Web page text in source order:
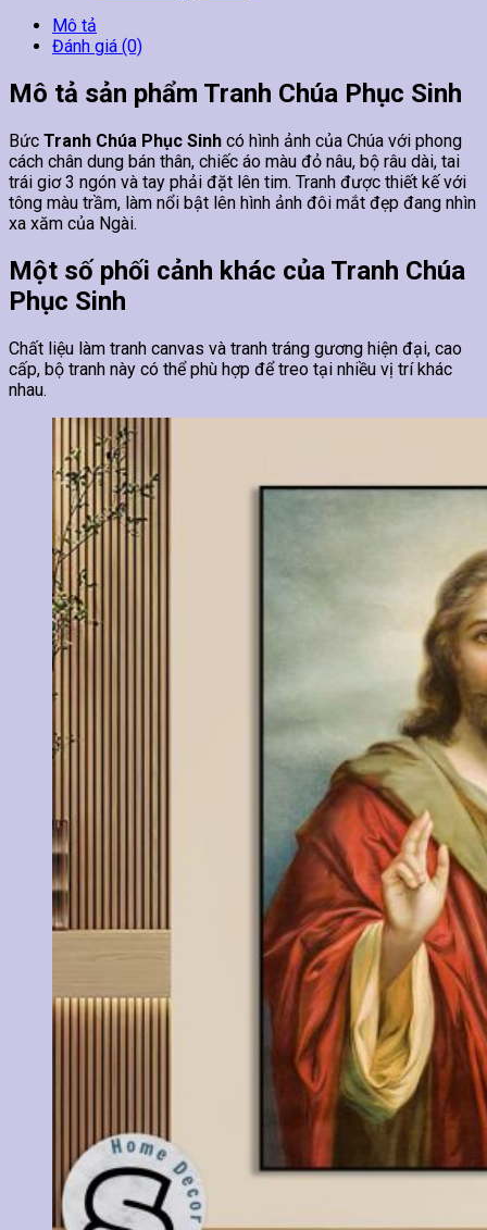
Mô tả
Đánh giá (0)
Mô tả sản phẩm Tranh Chúa Phục Sinh
Bức Tranh Chúa Phục Sinh có hình ảnh của Chúa với phong
cách chân dung bán thân, chiếc áo màu đỏ nâu, bộ râu dài, tai
trái giơ 3 ngón và tay phải đặt lên tim. Tranh được thiết kế với
tông màu trầm, làm nổi bật lên hình ảnh đôi mắt đẹp đang nhìn
xa xăm của Ngài.
Một số phối cảnh khác của Tranh Chúa
Phục Sinh
Chất liệu làm tranh canvas và tranh tráng gương hiện đại, cao
cấp, bộ tranh này có thể phù hợp để treo tại nhiều vị trí khác
nhau.